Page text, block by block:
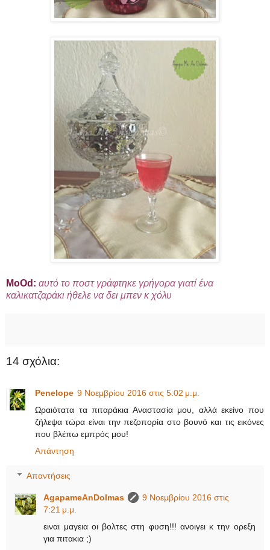
ΜοΟd: αυτό το ποστ γράφτηκε γρήγορα γιατί ένα
καλικατζαράκι ήθελε να δει μπεν κ χόλυ
14 σχόλια:
Penelope 9 Νοεμβρίου 2016 στις 5:02 μ.μ.
Ωραιότατα τα πιταράκια Αναστασία μου, αλλά εκείνο που
ζήλεψα τώρα είναι την πεζοπορία στο βουνό και τις εικόνες
που βλέπω εμπρός μου!
Απάντηση
Απαντήσεις
AgapameAnDolmas
9 Νοεμβρίου 2016 στις
7:21 μ.μ.
ειναι μαγεια οι βολτες στη φυση!!! ανοιγει κ την ορεξη
για πιτακια ;)